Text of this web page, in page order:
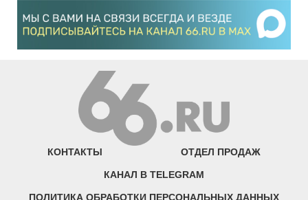
КОНТАКТЫ ОТДЕЛ ПРОДАЖ
КАНАЛ В TELEGRAM
ПОЛИТИКА ОБРАБОТКИ ПЕРСОНАЛЬНЫХ ДАННЫХ